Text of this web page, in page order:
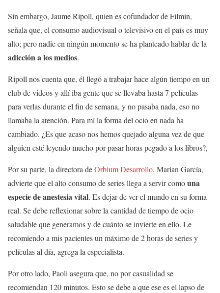
Sin embargo, Jaume Ripoll, quien es cofundador de Filmin,
señala que, el consumo audiovisual o televisivo en el país es muy
alto; pero nadie en ningún momento se ha planteado hablar de la
adicción a los medios.
Ripoll nos cuenta que, él llegó a trabajar hace algún tiempo en un
club de videos y allí iba gente que se llevaba hasta 7 películas
para verlas durante el fin de semana, y no pasaba nada, eso no
llamaba la atención. Para mí la forma del ocio en nada ha
cambiado. ¿Es que acaso nos hemos quejado alguna vez de que
alguien esté leyendo mucho por pasar horas pegado a los libros?,
Por su parte, la directora deOrbium Desarrollo, Marian García,
advierte que el alto consumo de series llega a servir comouna
especie de anestesia vital. Es dejar de ver el mundo en su forma
real. Se debe reflexionar sobre la cantidad de tiempo de ocio
saludable que generamos y de cuánto se invierte en ello. Le
recomiendo a mis pacientes un máximo de 2 horas de series y
películas al día, agrega la especialista.
Por otro lado, Paoli asegura que, no por casualidad se
recomiendan 120 minutos. Esto se debe a que ese es el lapso de